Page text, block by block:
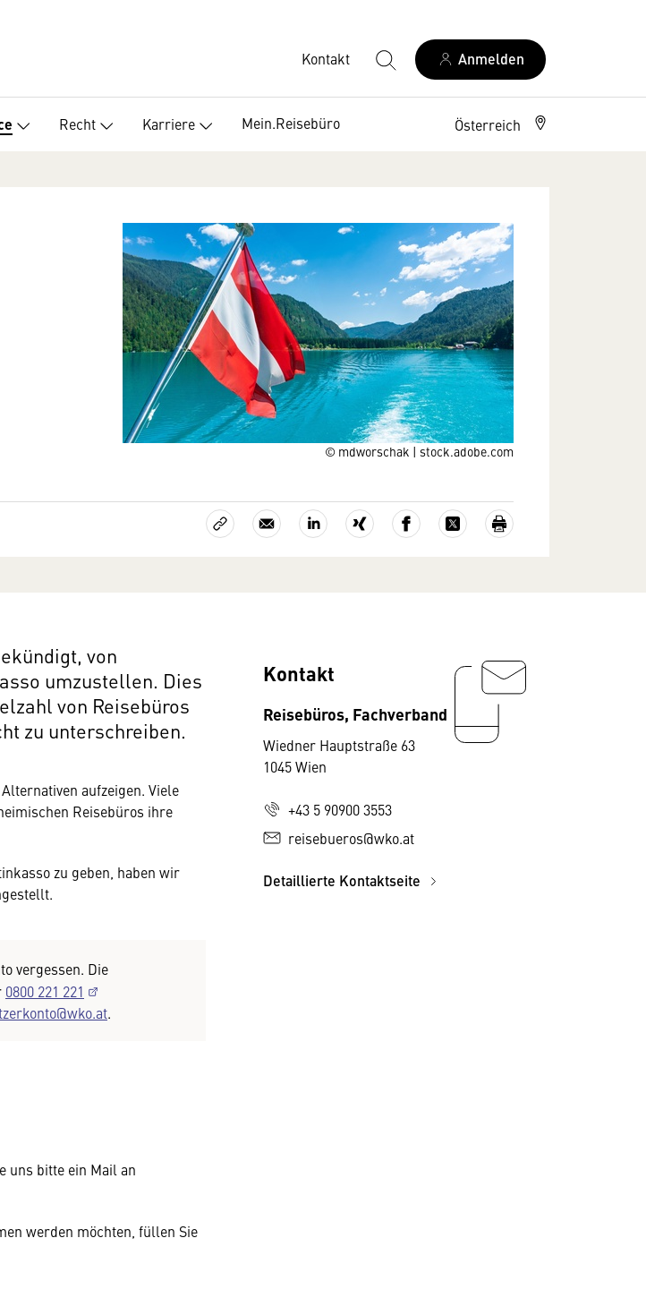
Kontakt Anmelden
Recht Karriere Mein.Reisebüro Österreich
© mdworschak | stock.adobe.com
von
umzustellen. Dies
von Reisebüros
zu unterschreiben.
aufzeigen. Viele
Reisebüros ihre
zu geben, haben wir
vergessen. Die
0800 221 221
.
uns bitte ein Mail an
werden möchten, füllen Sie
Kontakt
Reisebüros, Fachverband
Wiedner Hauptstraße 63
1045 Wien
+43 5 90900 3553
reisebueros@wko.at
Detaillierte Kontaktseite